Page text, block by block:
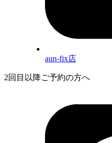
aun-fix店
2回目以降ご予約の方へ